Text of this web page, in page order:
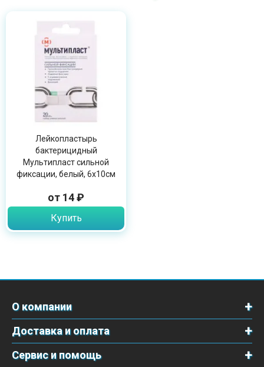
Лейкопластырь
бактерицидный
Мультипласт сильной
фиксации, белый, 6х10см
от 14 ₽
Купить
О компании
Доставка и оплата
Сервис и помощь